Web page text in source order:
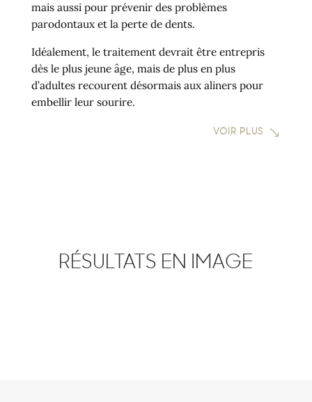
mais aussi pour prévenir des problèmes
parodontaux et la perte de dents.
Idéalement, le traitement devrait être entrepris
dès le plus jeune âge, mais de plus en plus
d’adultes recourent désormais aux aliners pour
embellir leur sourire.
VOIR PLUS
RÉSULTATS EN IMAGE